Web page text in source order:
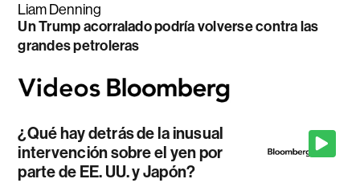
Liam Denning
Un Trump acorralado podría volverse contra las
grandes petroleras
¿Qué hay detrás de la inusual
intervención sobre el yen por
parte de EE. UU. y Japón?